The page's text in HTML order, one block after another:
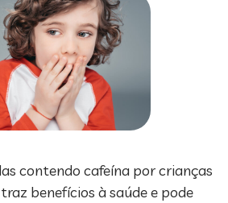
contendo cafeína por crianças
benefícios à saúde e pode